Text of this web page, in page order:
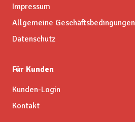
Impressum
Allgemeine Geschäftsbedingungen
Datenschutz
Für Kunden
Kunden-Login
Kontakt